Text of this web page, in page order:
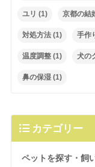
ユリ (1) 京都の結
対処方法(1) 手作
温度調整(1) 犬の
鼻の保湿(1)
カテゴリー
ペットを探す・飼